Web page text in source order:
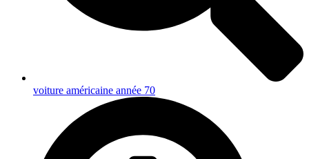
voiture américaine année 70